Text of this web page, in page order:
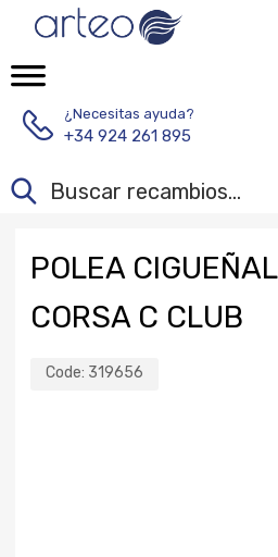
¿Necesitas ayuda?
+34 924 261 895
POLEA
CORSA C CLUB
Code: 319656